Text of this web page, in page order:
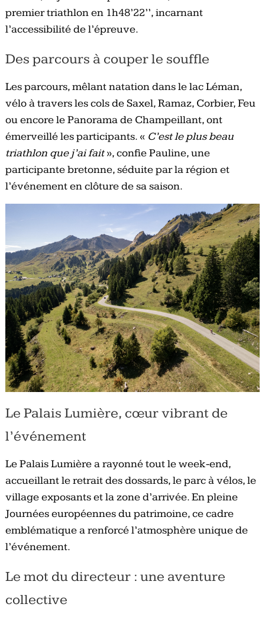
premier triathlon en 1h48’22’’, incarnant
l’accessibilité de l’épreuve.
Des parcours à couper le souffle
Les parcours, mêlant natation dans le lac Léman,
vélo à travers les cols de Saxel, Ramaz, Corbier, Feu
ou encore le Panorama de Champeillant, ont
émerveillé les participants. « C’est le plus beau
triathlon que j’ai fait», confie Pauline, une
participante bretonne, séduite par la région et
l’événement en clôture de sa saison.
Le Palais Lumière, cœur vibrant de
l’événement
Le Palais Lumière a rayonné tout le week-end,
accueillant le retrait des dossards, le parc à vélos, le
village exposants et la zone d’arrivée. En pleine
Journées européennes du patrimoine, ce cadre
emblématique a renforcé l’atmosphère unique de
l’événement.
Le mot du directeur : une aventure
collective